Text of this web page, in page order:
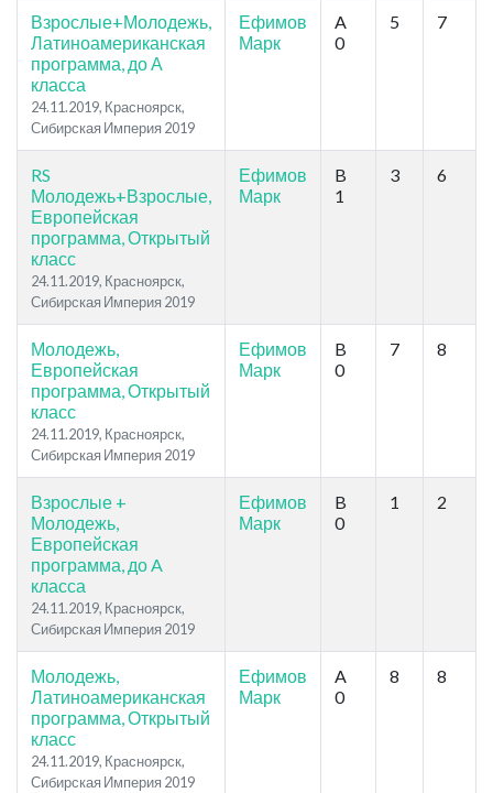
Взрослые+Молодежь,
Латиноамериканская
программа, до А
класса
24.11.2019, Красноярск,
Сибирская Империя 2019
Ефимов
Марк
A
0
5 7
RS
Молодежь+Взрослые,
Европейская
программа, Открытый
класс
24.11.2019, Красноярск,
Сибирская Империя 2019
Ефимов
Марк
B
1
3 6
Молодежь,
Европейская
программа, Открытый
класс
24.11.2019, Красноярск,
Сибирская Империя 2019
Ефимов
Марк
B
0
7 8
Взрослые +
Молодежь,
Европейская
программа, до A
класса
24.11.2019, Красноярск,
Сибирская Империя 2019
Ефимов
Марк
B
0
1 2
Молодежь,
Латиноамериканская
программа, Открытый
класс
24.11.2019, Красноярск,
Сибирская Империя 2019
Ефимов
Марк
A
0
8 8